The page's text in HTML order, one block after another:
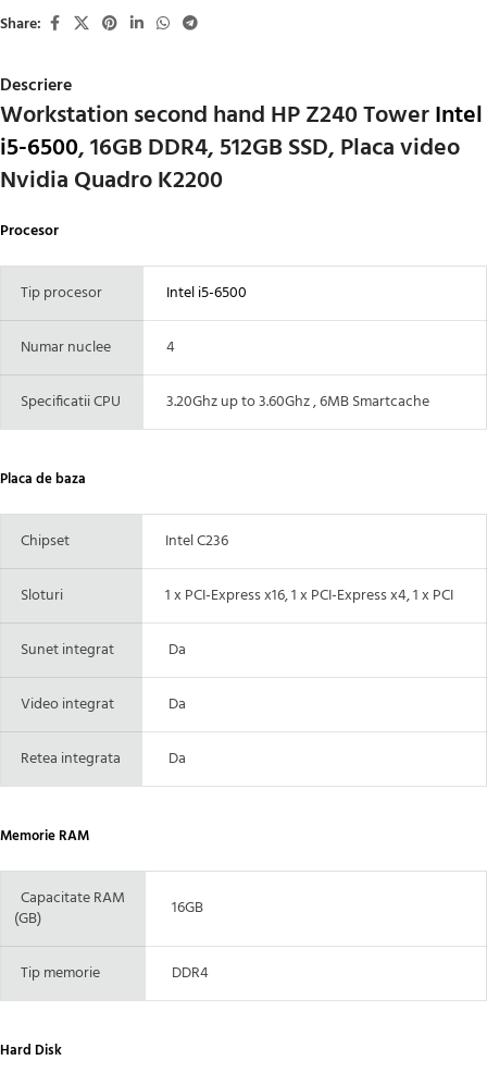
Share:
Descriere
Workstation second hand HP Z240 TowerIntel
i5-6500, 16GB DDR4, 512GB SSD, Placa video
Nvidia Quadro K2200
Procesor
Tip procesor Intel i5-6500
Numar nuclee 4
Specificatii CPU 3.20Ghz up to 3.60Ghz , 6MB Smartcache
Placa de baza
Chipset Intel C236
Sloturi 1 x PCI-Express x16, 1 x PCI-Express x4, 1 x PCI
Sunet integrat Da
Video integrat Da
Retea integrata Da
Memorie RAM
Capacitate RAM
(GB)
16GB
Tip memorie DDR4
Hard Disk